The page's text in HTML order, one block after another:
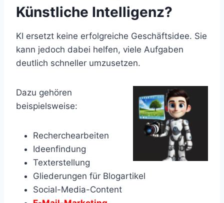
Künstliche Intelligenz?
KI ersetzt keine erfolgreiche Geschäftsidee. Sie
kann jedoch dabei helfen, viele Aufgaben
deutlich schneller umzusetzen.
Dazu gehören
beispielsweise:
Recherchearbeiten
Ideenfindung
Texterstellung
Gliederungen für Blogartikel
Social-Media-Content